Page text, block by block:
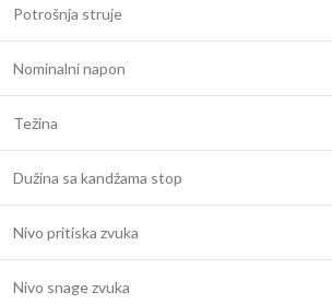
Potrošnja struje
Nominalni napon
Težina
Dužina sa kandžama stop
Nivo pritiska zvuka
Nivo snage zvuka